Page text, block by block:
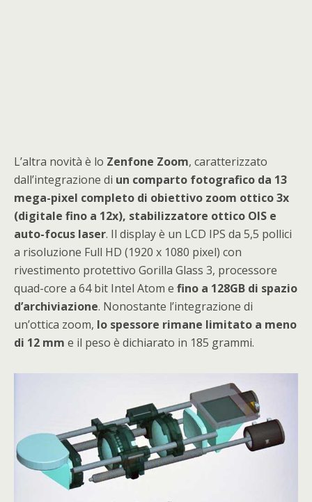
L’altra novità è lo Zenfone Zoom, caratterizzato
dall’integrazione di un comparto fotografico da 13
mega-pixel completo di obiettivo zoom ottico 3x
(digitale fino a 12x), stabilizzatore ottico OIS e
auto-focus laser. Il display è un LCD IPS da 5,5 pollici
a risoluzione Full HD (1920 x 1080 pixel) con
rivestimento protettivo Gorilla Glass 3, processore
quad-core a 64 bit Intel Atom e fino a 128GB di spazio
d’archiviazione. Nonostante l’integrazione di
un’ottica zoom, lo spessore rimane limitato a meno
di 12 mm e il peso è dichiarato in 185 grammi.